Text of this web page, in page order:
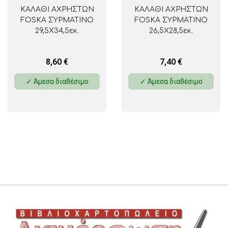
ΚΑΛΑΘΙ ΑΧΡΗΣΤΩΝ
FOSKA ΣΥΡΜΑΤΙΝΟ
29,5Χ34,5εκ.
8,60 €
✓ Άμεσα διαθέσιμο
ΚΑΛΑΘΙ ΑΧΡΗΣΤΩΝ
FOSKA ΣΥΡΜΑΤΙΝΟ
26,5Χ28,5εκ.
7,40 €
✓ Άμεσα διαθέσιμο